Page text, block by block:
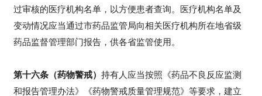
过审核的医疗机构名单，以方便患者查询。医疗机构名单及
变动情况应当通过市药品监管局向相关医疗机构所在地省级
药品监督管理部门报告，供各省监管使用。
第十六条（药物警戒） 持有人应当按照《药品不良反应监测
和报告管理办法》《药物警戒质量管理规范》等要求，建立